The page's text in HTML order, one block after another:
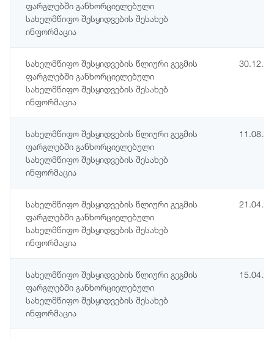
ფარგლებში განხორციელებული
სახელმწიფო შესყიდვების შესახებ
ინფორმაცია
სახელმწიფო შესყიდვების წლიური გეგმის
ფარგლებში განხორციელებული
სახელმწიფო შესყიდვების შესახებ
ინფორმაცია
სახელმწიფო შესყიდვების წლიური გეგმის
ფარგლებში განხორციელებული
სახელმწიფო შესყიდვების შესახებ
ინფორმაცია
სახელმწიფო შესყიდვების წლიური გეგმის
ფარგლებში განხორციელებული
სახელმწიფო შესყიდვების შესახებ
ინფორმაცია
სახელმწიფო შესყიდვების წლიური გეგმის
ფარგლებში განხორციელებული
სახელმწიფო შესყიდვების შესახებ
ინფორმაცია